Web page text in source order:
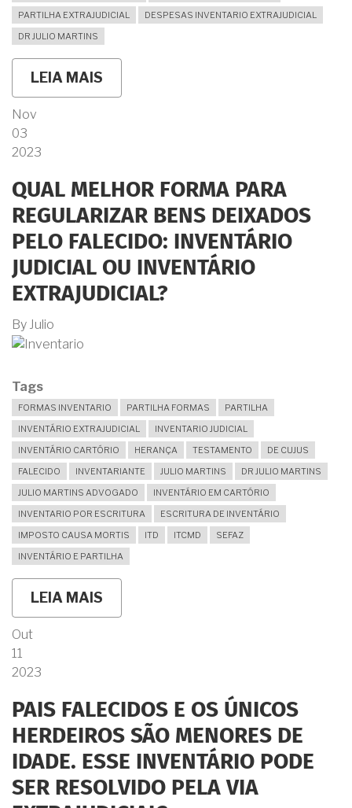
PARTILHA EXTRAJUDICIAL
DESPESAS INVENTARIO EXTRAJUDICIAL
DR JULIO MARTINS
LEIA MAIS
TENHO
DINHEIRO
PARA
PAGAR
O
IMPOSTO
CAUSA
MORTIS
(ITD)
NEM
Nov
03
2023
QUAL MELHOR FORMA PARA
REGULARIZAR BENS DEIXADOS
PELO FALECIDO: INVENTÁRIO
JUDICIAL OU INVENTÁRIO
EXTRAJUDICIAL?
By Julio
Tags
FORMAS INVENTARIO PARTILHA FORMAS
PARTILHA
INVENTÁRIO EXTRAJUDICIAL
INVENTARIO JUDICIAL
INVENTÁRIO CARTÓRIO
HERANÇA TESTAMENTO
DE CUJUS
FALECIDO
INVENTARIANTE JULIO MARTINS
DR JULIO MARTINS
JULIO MARTINS ADVOGADO
INVENTÁRIO EM CARTÓRIO
INVENTARIO POR ESCRITURA
ESCRITURA DE INVENTÁRIO
IMPOSTO CAUSA MORTIS
ITD ITCMD
SEFAZ
INVENTÁRIO E PARTILHA
LEIA MAIS
QUAL
PELO
FALECIDO:
INVENTÁRIO
JUDICIAL
OU
INVENTÁRIO
EXTRAJUDICIAL?
Out
11
2023
PAIS FALECIDOS E OS ÚNICOS
HERDEIROS SÃO MENORES DE
IDADE. ESSE INVENTÁRIO PODE
SER RESOLVIDO PELA VIA